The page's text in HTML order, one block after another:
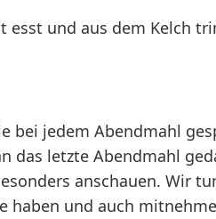
esst und aus dem Kelch
bei jedem Abendmahl
das letzte Abendmahl
anschauen. Wir
haben und auch